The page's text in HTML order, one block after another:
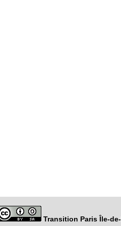
Transition Paris Île-